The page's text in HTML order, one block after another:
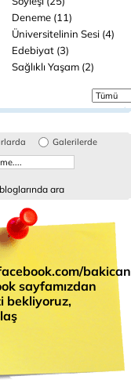
Deneme (11)
Üniversitelinin Sesi (4)
Edebiyat (3)
Sağlıklı Yaşam (2)
Galerilerde
ara
bakican
sayfamızdan
bekliyoruz,